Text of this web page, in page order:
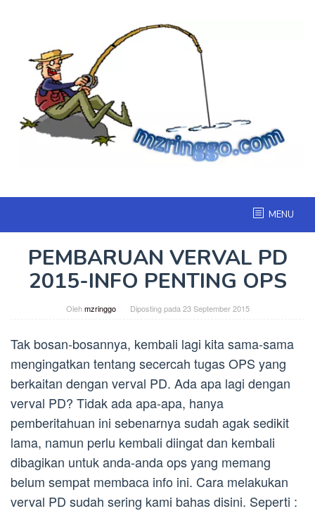
MENU
PEMBARUAN VERVAL PD
2015-INFO PENTING OPS
Olehmzringgo Diposting pada 23 September 2015
Tak bosan-bosannya, kembali lagi kita sama-sama
mengingatkan tentang secercah tugas OPS yang
berkaitan dengan verval PD. Ada apa lagi dengan
verval PD? Tidak ada apa-apa, hanya
pemberitahuan ini sebenarnya sudah agak sedikit
lama, namun perlu kembali diingat dan kembali
dibagikan untuk anda-anda ops yang memang
belum sempat membaca info ini. Cara melakukan
verval PD sudah sering kami bahas disini. Seperti :